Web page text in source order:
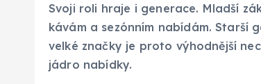
Svoji roli hraje i generace. Mladší
kávám a sezónním nabídám. Starší
velké značky je proto výhodnější
jádro nabídky.